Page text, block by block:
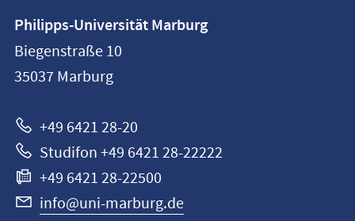
Philipps-
Universität
Marburg
Philipps-Universität Marburg
Biegenstraße 10
35037 Marburg
+49 6421 28-20
Studifon +49 6421 28-22222
+49 6421 28-22500
info@uni-marburg.de